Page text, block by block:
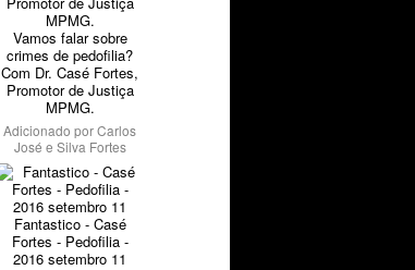
Vamos falar sobre
crimes de pedofilia?
Com Dr. Casé Fortes,
Promotor de Justiça
MPMG.
Adicionado porCarlos
José e Silva Fortes
Fantastico - Casé
Fortes - Pedofilia -
2016 setembro 11